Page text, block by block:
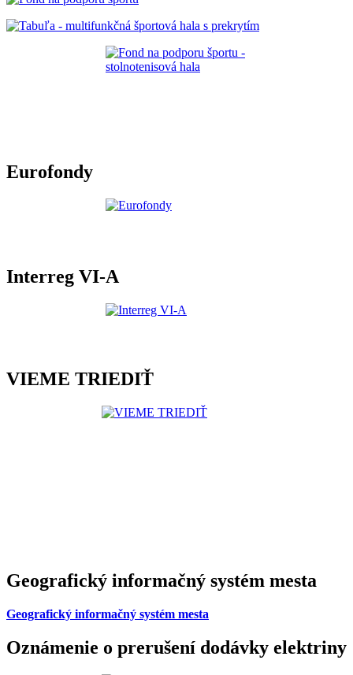
Eurofondy
Interreg VI-A
VIEME TRIEDIŤ
Geografický informačný systém mesta
Geografický informačný systém mesta
Oznámenie o prerušení dodávky elektriny